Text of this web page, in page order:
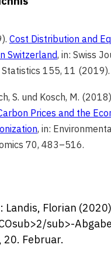
Cost Distribution and
Switzerland, in: Swiss
Statistics 155, 11 (2019).
S. und Kosch, M.
Prices and the
, in:
70, 483–516.
Florian
sub>-
20. Februar.